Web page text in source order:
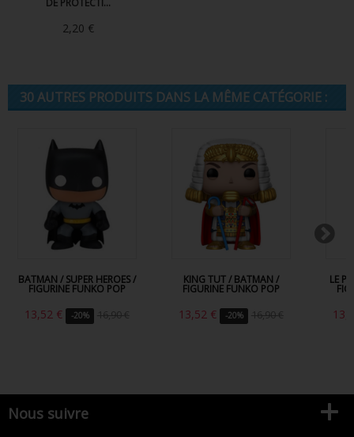
2,20 €
30 AUTRES PRODUITS DANS LA MÊME CATÉGORIE :
BATMAN / SUPER HEROES /
FIGURINE FUNKO POP
13,52 € -20% 16,90 €
KING TUT / BATMAN /
FIGURINE FUNKO POP
13,52 € -20% 16,90 €
LE
Nous suivre